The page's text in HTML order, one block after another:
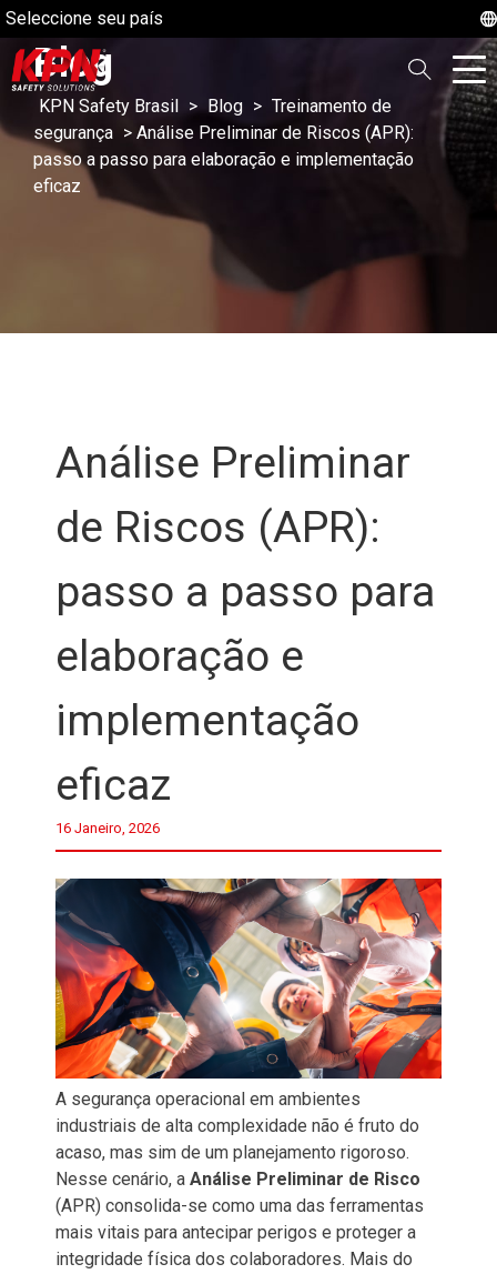
Seleccione seu país
Blog
KPN Safety Brasil > Blog > Treinamento de
segurança > Análise Preliminar de Riscos (APR):
passo a passo para elaboração e implementação
eficaz
Análise Preliminar
de Riscos (APR):
passo a passo para
elaboração e
implementação
eficaz
16 Janeiro, 2026
A segurança operacional em ambientes
industriais de alta complexidade não é fruto do
acaso, mas sim de um planejamento rigoroso.
Nesse cenário, a Análise Preliminar de Risco
(APR) consolida-se como uma das ferramentas
mais vitais para antecipar perigos e proteger a
integridade física dos colaboradores. Mais do